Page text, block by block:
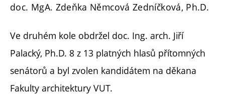
doc. MgA. Zdeňka Němcová Zedníčková, Ph.D.
Ve druhém kole obdržel doc. Ing. arch. Jiří
Palacký, Ph.D. 8 z 13 platných hlasů přítomných
senátorů a byl zvolen kandidátem na děkana
Fakulty architektury VUT.